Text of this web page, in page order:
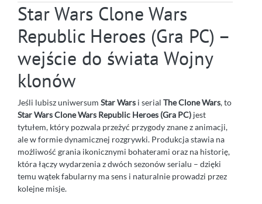
Star Wars Clone Wars
Republic Heroes (Gra PC) –
wejście do świata Wojny
klonów
Jeśli lubisz uniwersum Star Wars i serial The Clone Wars, to
Star Wars Clone Wars Republic Heroes (Gra PC) jest
tytułem, który pozwala przeżyć przygody znane z animacji,
ale w formie dynamicznej rozgrywki. Produkcja stawia na
możliwość grania ikonicznymi bohaterami oraz na historię,
która łączy wydarzenia z dwóch sezonów serialu – dzięki
temu wątek fabularny ma sens i naturalnie prowadzi przez
kolejne misje.